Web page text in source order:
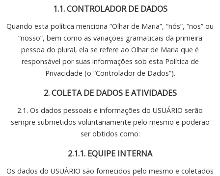
1.1. CONTROLADOR DE DADOS
Quando esta política menciona “Olhar de Maria”, “nós”, “nos” ou
“nosso”, bem como as variações gramaticais da primeira
pessoa do plural, ela se refere ao Olhar de Maria que é
responsável por suas informações sob esta Política de
Privacidade (o “Controlador de Dados”).
2. COLETA DE DADOS E ATIVIDADES
2.1. Os dados pessoais e informações do USUÁRIO serão
sempre submetidos voluntariamente pelo mesmo e poderão
ser obtidos como:
2.1.1. EQUIPE INTERNA
Os dados do USUÁRIO são fornecidos pelo mesmo e coletados